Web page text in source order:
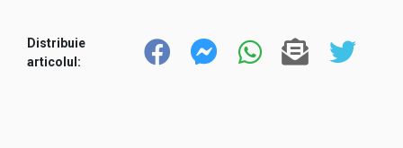
Distribuie
articolul: